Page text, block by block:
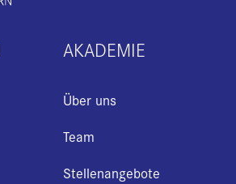
AKADEMIE
Über uns
Team
Stellenangebote